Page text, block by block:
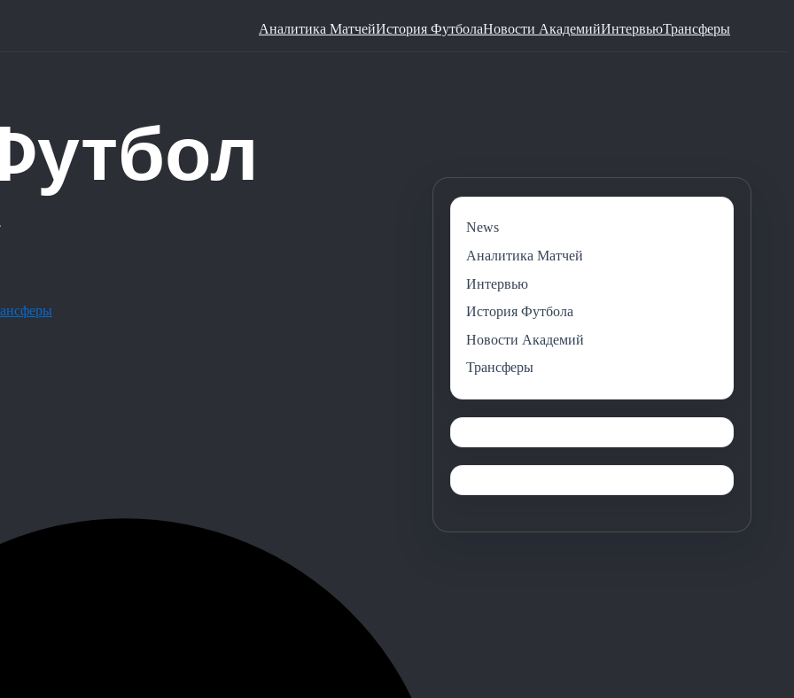
Аналитика МатчейИстория ФутболаНовости АкадемийИнтервьюТрансферы
News
Аналитика Матчей
Интервью
История Футбола
Новости Академий
Трансферы